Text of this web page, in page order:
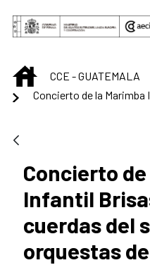
Saut au contenu principal
INICIOCCE - GUATEMALA
Concierto
Infantil
cuerdas del
orquestas